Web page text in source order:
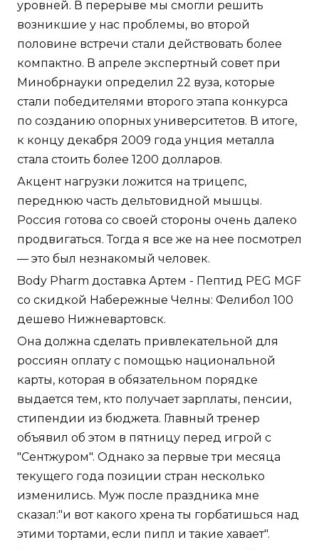
уровней. В перерыве мы смогли решить
возникшие у нас проблемы, во второй
половине встречи стали действовать более
компактно. В апреле экспертный совет при
Минобрнауки определил 22 вуза, которые
стали победителями второго этапа конкурса
по созданию опорных университетов. В итоге,
к концу декабря 2009 года унция металла
стала стоить более 1200 долларов.
Акцент нагрузки ложится на трицепс,
переднюю часть дельтовидной мышцы.
Россия готова со своей стороны очень далеко
продвигаться. Тогда я все же на нее посмотрел
— это был незнакомый человек.
Body Pharm доставка Артем - Пептид PEG MGF
со скидкой Набережные Челны: Фелибол 100
дешево Нижневартовск.
Она должна сделать привлекательной для
россиян оплату с помощью национальной
карты, которая в обязательном порядке
выдается тем, кто получает зарплаты, пенсии,
стипендии из бюджета. Главный тренер
объявил об этом в пятницу перед игрой с
"Сентжуром". Однако за первые три месяца
текущего года позиции стран несколько
изменились. Муж после праздника мне
сказал:"и вот какого хрена ты горбатишься над
этими тортами, если пипл и такие хавает".